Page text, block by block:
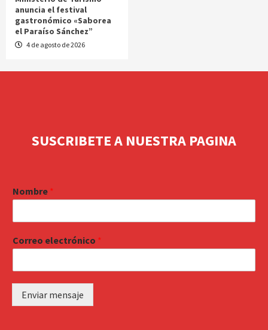
anuncia el festival
gastronómico «Saborea
el Paraíso Sánchez”
4 de agosto de 2026
SUSCRIBETE A NUESTRA PAGINA
Nombre *
Correo electrónico *
Enviar mensaje